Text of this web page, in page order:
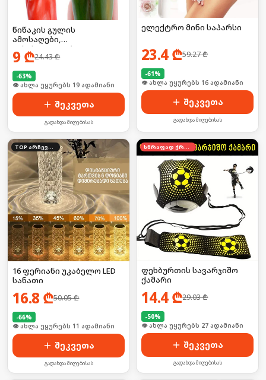
წიწაკის გულის
ამოსაღები,
გასასუფთავებელი
9 ₾24.43₾
-63%
🛒 ბოლო 24სთ-ში იყიდა 30-მა
შეკვეთა
გადახდა მიღებისას
ელექტრო მინი საპარსი
23.4₾59.27₾
-61%
🛒 ბოლო 24სთ-ში იყიდა 22-მა
შეკვეთა
გადახდა მიღებისას
TOP არჩევანი
16 ფერიანი უკაბელო LED
სანათი
16.8 ₾50.05₾
-66%
🛒 ბოლო 24სთ-ში იყიდა 13-მა
შეკვეთა
გადახდა მიღებისას
სწრაფად ქრება
ფეხბურთის სავარჯიშო
ქამარი
14.4₾29.03₾
-50%
🛒 ბოლო 24სთ-ში იყიდა 42-მა
შეკვეთა
გადახდა მიღებისას